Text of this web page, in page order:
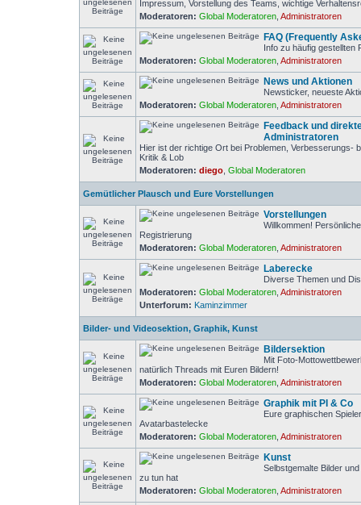
Impressum, Vorstellung des Teams, wichtige
Moderatoren: Global Moderatoren Administratoren
FAQ (Frequently
Info zu häufig gestellten
Moderatoren: Global Moderatoren Administratoren
News und Aktionen
Newsticker, neueste
Moderatoren: Global Moderatoren Administratoren
Feedback und
Administratoren
Hier ist der richtige Ort bei Problemen, Verbesserungs-
Kritik & Lob
Moderatoren: diego Global Moderatoren
Gemütlicher Plausch und Eure Vorstellungen
Vorstellungen
Willkommen!
Registrierung
Moderatoren: Global Moderatoren Administratoren
Laberecke
Diverse Themen und
Moderatoren: Global Moderatoren Administratoren
Unterforum: Kaminzimmer
Bilder- und Videosektion, Graphik, Kunst
Bildersektion
Mit Foto-
natürlich Threads mit Euren Bildern!
Moderatoren: Global Moderatoren Administratoren
Graphik mit PI & Co
Eure graphischen
Avatarbastelecke
Moderatoren: Global Moderatoren Administratoren
Kunst
Selbstgemalte Bilder
zu tun hat
Moderatoren: Global Moderatoren Administratoren